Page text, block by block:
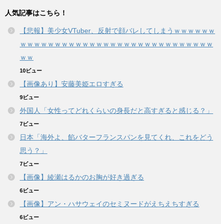
人気記事はこちら！
【悲報】美少女VTuber、反射で顔バレしてしまうｗｗｗｗｗｗ
ｗｗｗｗｗｗｗｗｗｗｗｗｗｗｗｗｗｗｗｗｗｗｗｗｗｗｗｗ
ｗｗ
10ビュー
【画像あり】安藤美姫エロすぎる
9ビュー
外国人「女性ってどれくらいの身長だと高すぎると感じる？」
7ビュー
日本「海外よ、餡バターフランスパンを見てくれ、これをどう
思う？」
7ビュー
【画像】綾瀬はるかのお胸が好き過ぎる
6ビュー
【画像】アン・ハサウェイのセミヌードがえちえちすぎる
6ビュー